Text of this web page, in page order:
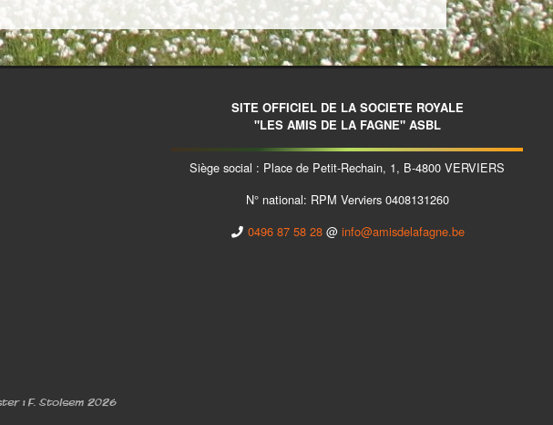
SITE OFFICIEL DE LA SOCIETE ROYALE
"LES AMIS DE LA FAGNE" ASBL
Siège social : Place de Petit-Rechain, 1, B-4800 VERVIERS
N° national: RPM Verviers 0408131260
0496 87 58 28 @ info@amisdelafagne.be
: F. Stolsem 2026